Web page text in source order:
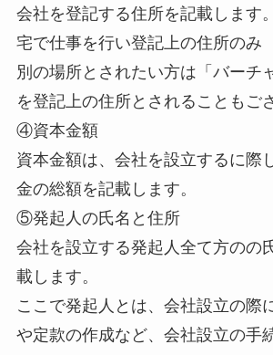
会社を登記する住所を記載します
宅で仕事を行い登記上の住所のみ
別の場所とされたい方は「バーチ
を登記上の住所とされることもご
④資本金額
資本金額は、会社を設立するに際
金の総額を記載します。
⑤発起人の氏名と住所
会社を設立する発起人全て方のの
載します。
ここで発起人とは、会社設立の際
や定款の作成など、会社設立の手